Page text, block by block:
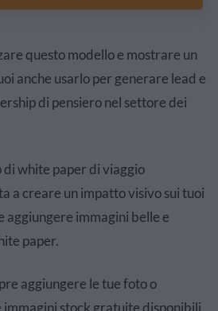
questo modello e mostrare un
anche usarlo per generare lead e
di pensiero nel settore dei
di white paper di viaggio
a creare un impatto visivo sui tuoi
aggiungere immagini belle e
paper.
aggiungere le tue foto o